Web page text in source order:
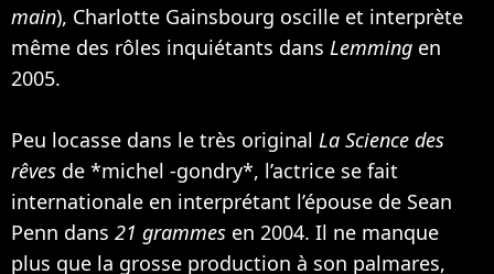
main), Charlotte Gainsbourg oscille et interprète
même des rôles inquiétants dans Lemming en
2005.
Peu locasse dans le très original La Science des
rêves de *michel -gondry*, l’actrice se fait
internationale en interprétant l’épouse de Sean
Penn dans 21 grammes en 2004. Il ne manque
plus que la grosse production à son palmares,